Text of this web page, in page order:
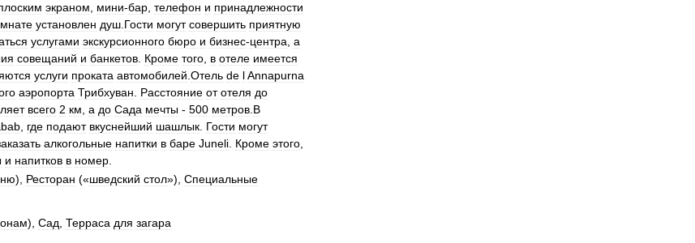
экраном мини-бар телефон и принадлежности
установлен душ Гости могут совершить приятную
услугами экскурсионного бюро и бизнес-центра а
совещаний и банкетов Кроме того в отеле имеется
услуги проката автомобилей Отель de lAnnapurna
аэропорта Трибхуван Расстояние от отеля до
всего 2 км а до Сада мечты - 500 метров В
где подают вкуснейший шашлык Гости могут
алкогольные напитки в баре Juneli Кроме этого
и напитков в номер
), Ресторан («шведский стол»), Специальные
), Сад Терраса для загара